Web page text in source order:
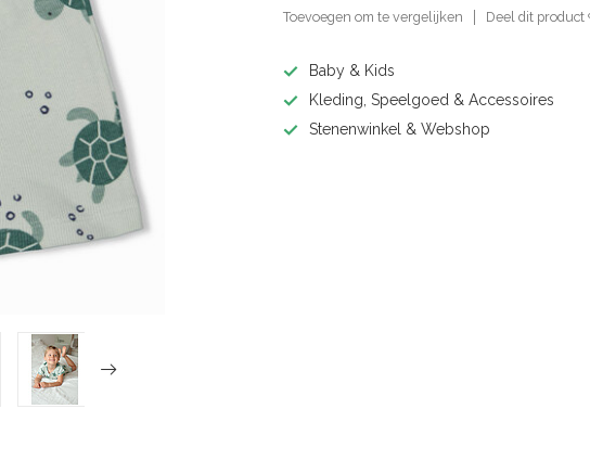
Toevoegen om te vergelijken Deel dit product
Baby & Kids
Kleding, Speelgoed & Accessoires
Stenenwinkel & Webshop